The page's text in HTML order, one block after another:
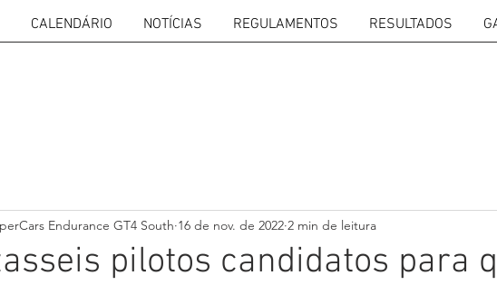
CALENDÁRIO NOTÍCIAS REGULAMENTOS RESULTADOS
pilotos candidatos para
Endurance GT4 South 16 de nov. de 2022 2 min de leitura